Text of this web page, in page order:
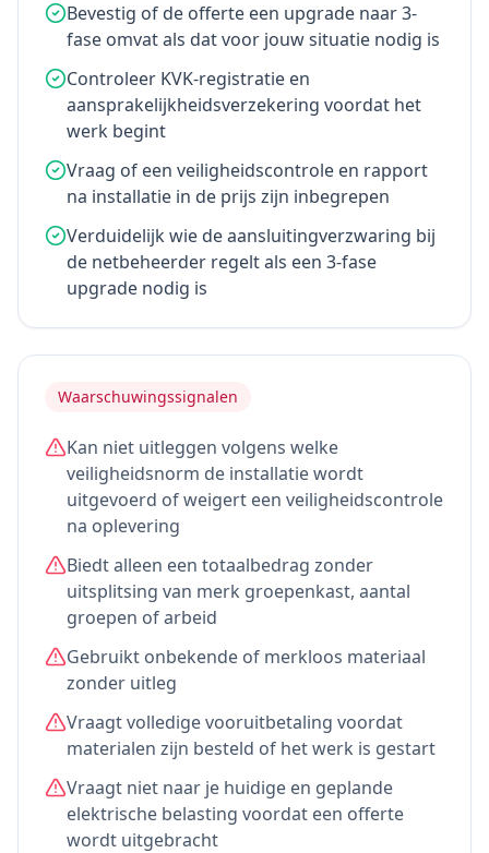
Bevestig of de offerte een upgrade naar 3-
fase omvat als dat voor jouw situatie nodig is
Controleer KVK-registratie en
aansprakelijkheidsverzekering voordat het
werk begint
Vraag of een veiligheidscontrole en rapport
na installatie in de prijs zijn inbegrepen
Verduidelijk wie de aansluitingverzwaring bij
de netbeheerder regelt als een 3-fase
upgrade nodig is
Waarschuwingssignalen
Kan niet uitleggen volgens welke
veiligheidsnorm de installatie wordt
uitgevoerd of weigert een veiligheidscontrole
na oplevering
Biedt alleen een totaalbedrag zonder
uitsplitsing van merk groepenkast, aantal
groepen of arbeid
Gebruikt onbekende of merkloos materiaal
zonder uitleg
Vraagt volledige vooruitbetaling voordat
materialen zijn besteld of het werk is gestart
Vraagt niet naar je huidige en geplande
elektrische belasting voordat een offerte
wordt uitgebracht